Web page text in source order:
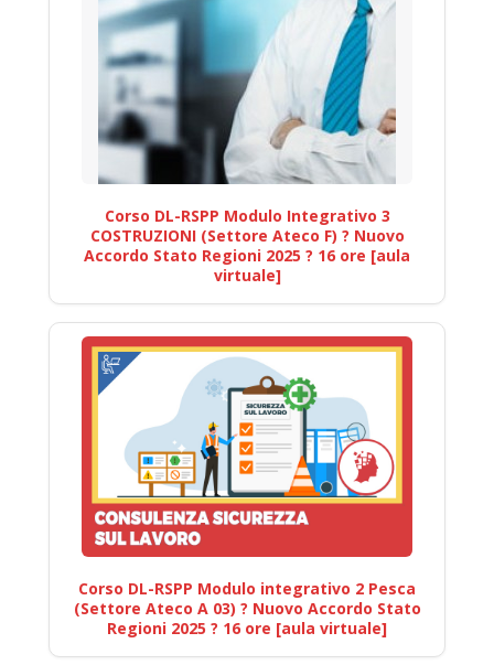
Corso DL-RSPP Modulo Integrativo 3
COSTRUZIONI (Settore Ateco F) ? Nuovo
Accordo Stato Regioni 2025 ? 16 ore [aula
virtuale]
Corso DL-RSPP Modulo integrativo 2 Pesca
(Settore Ateco A 03) ? Nuovo Accordo Stato
Regioni 2025 ? 16 ore [aula virtuale]